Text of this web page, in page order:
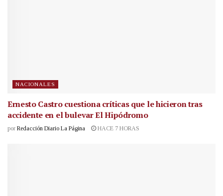
NACIONALES
Ernesto Castro cuestiona críticas que le hicieron tras
accidente en el bulevar El Hipódromo
por Redacción Diario La Página HACE 7 HORAS